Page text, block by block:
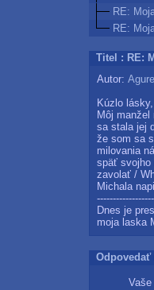
RE:
RE:
Titel : RE:
Autor:
Kúzlo
Môj
sa stala jej
že som sa
milovania
späť svojho
zavolať /
Michala
Dnes je
moja laska
Odpovedať
Vaše